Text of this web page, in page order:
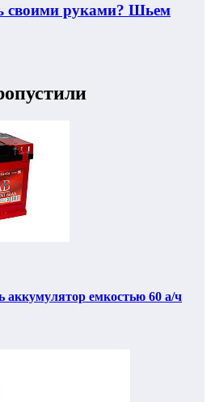
своими руками? Шьем
аккумулятор емкостью 60 а/ч